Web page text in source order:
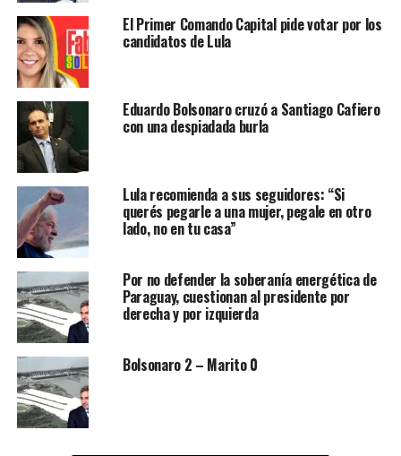
El Primer Comando Capital pide votar por los
candidatos de Lula
Eduardo Bolsonaro cruzó a Santiago Cafiero
con una despiadada burla
Lula recomienda a sus seguidores: “Si
querés pegarle a una mujer, pegale en otro
lado, no en tu casa”
Por no defender la soberanía energética de
Paraguay, cuestionan al presidente por
derecha y por izquierda
Bolsonaro 2 – Marito 0